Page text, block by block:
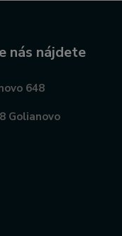
nás nájdete
648
Golianovo